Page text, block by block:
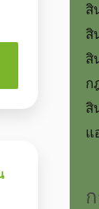
สิ
สิ
สิ
ก
สิ
แ